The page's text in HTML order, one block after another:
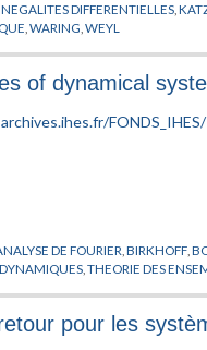
DIFFERENTIELLES ,
,WARING ,WEYL
of dynamical
DE FOURIER ,BIRKHOFF ,
,THEORIE DES
pour les